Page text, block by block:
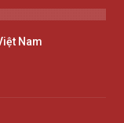
Nam